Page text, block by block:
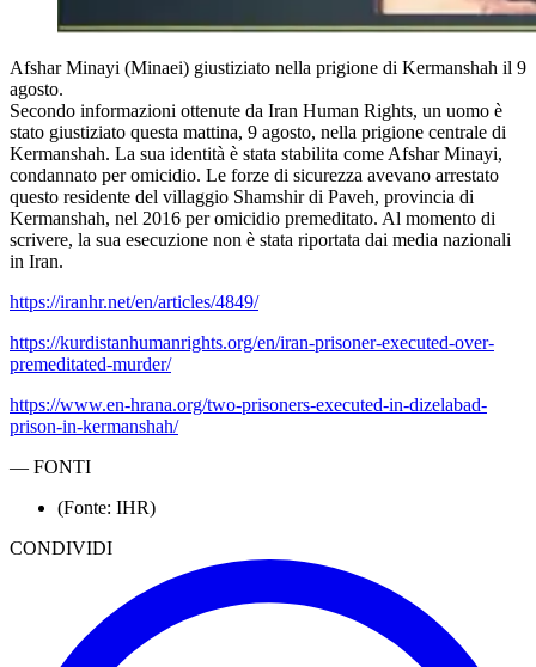
Afshar Minayi (Minaei) giustiziato nella prigione di Kermanshah il 9
agosto.
Secondo informazioni ottenute da Iran Human Rights, un uomo è
stato giustiziato questa mattina, 9 agosto, nella prigione centrale di
Kermanshah. La sua identità è stata stabilita come Afshar Minayi,
condannato per omicidio. Le forze di sicurezza avevano arrestato
questo residente del villaggio Shamshir di Paveh, provincia di
Kermanshah, nel 2016 per omicidio premeditato. Al momento di
scrivere, la sua esecuzione non è stata riportata dai media nazionali
in Iran.
https://iranhr.net/en/articles/4849/
https://kurdistanhumanrights.org/en/iran-prisoner-executed-over-
premeditated-murder/
https://www.en-hrana.org/two-prisoners-executed-in-dizelabad-
prison-in-kermanshah/
— FONTI
(Fonte: IHR)
CONDIVIDI